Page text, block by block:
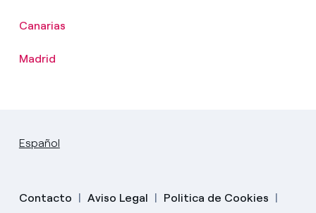
Canarias
Madrid
Español
Contacto Aviso Legal Politica de Cookies